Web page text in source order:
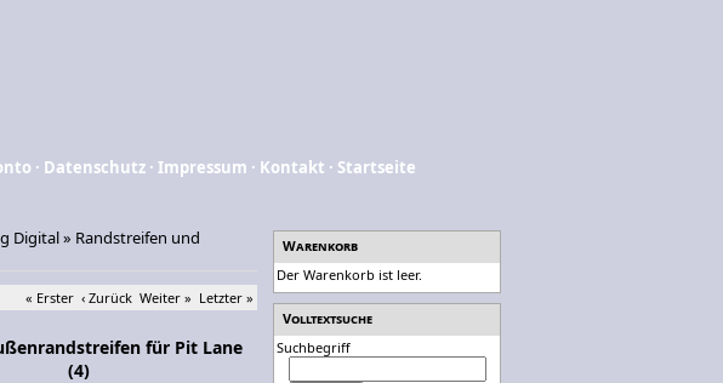
· Datenschutz· Impressum · Kontakt · Startseite
Digital» Randstreifen und
« Erster ‹ Zurück Weiter » Letzter »
für Pit Lane
(4)
Warenkorb
Der Warenkorb ist leer.
Volltextsuche
Suchbegriff